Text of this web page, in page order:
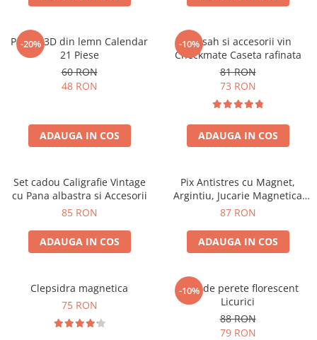
-20%
Puzzle 3D din lemn Calendar
21 Piese
60 RON
48 RON
ADAUGA IN COS
-10%
Set sah si accesorii vin
Checkmate Caseta rafinata
81 RON
73 RON
ADAUGA IN COS
Set cadou Caligrafie Vintage
cu Pana albastra si Accesorii
85 RON
ADAUGA IN COS
Pix Antistres cu Magnet,
Argintiu, Jucarie Magnetica
pentru Birou
87 RON
ADAUGA IN COS
Clepsidra magnetica
75 RON
-10%
Ceas de perete florescent
Licurici
88 RON
79 RON